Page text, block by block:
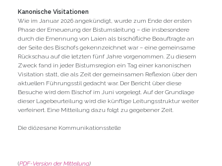
Kanonische Visitationen
Wie im Januar 2026 angekündigt, wurde zum Ende der ersten
Phase der Erneuerung der Bistumsleitung – die insbesondere
durch die Ernennung von Laien als bischöfliche Beauftragte an
der Seite des Bischofs gekennzeichnet war – eine gemeinsame
Rückschau auf die letzten fünf Jahre vorgenommen. Zu diesem
Zweck fand in jeder Bistumsregion ein Tag einer kanonischen
Visitation statt, die als Zeit der gemeinsamen Reflexion über den
aktuellen Führungsstil gedacht war. Der Bericht über diese
Besuche wird dem Bischof im Juni vorgelegt. Auf der Grundlage
dieser Lagebeurteilung wird die künftige Leitungsstruktur weiter
verfeinert. Eine Mitteilung dazu folgt zu gegebener Zeit.
Die diözesane Kommunikationsstelle
(PDF-Version der Mitteilung)